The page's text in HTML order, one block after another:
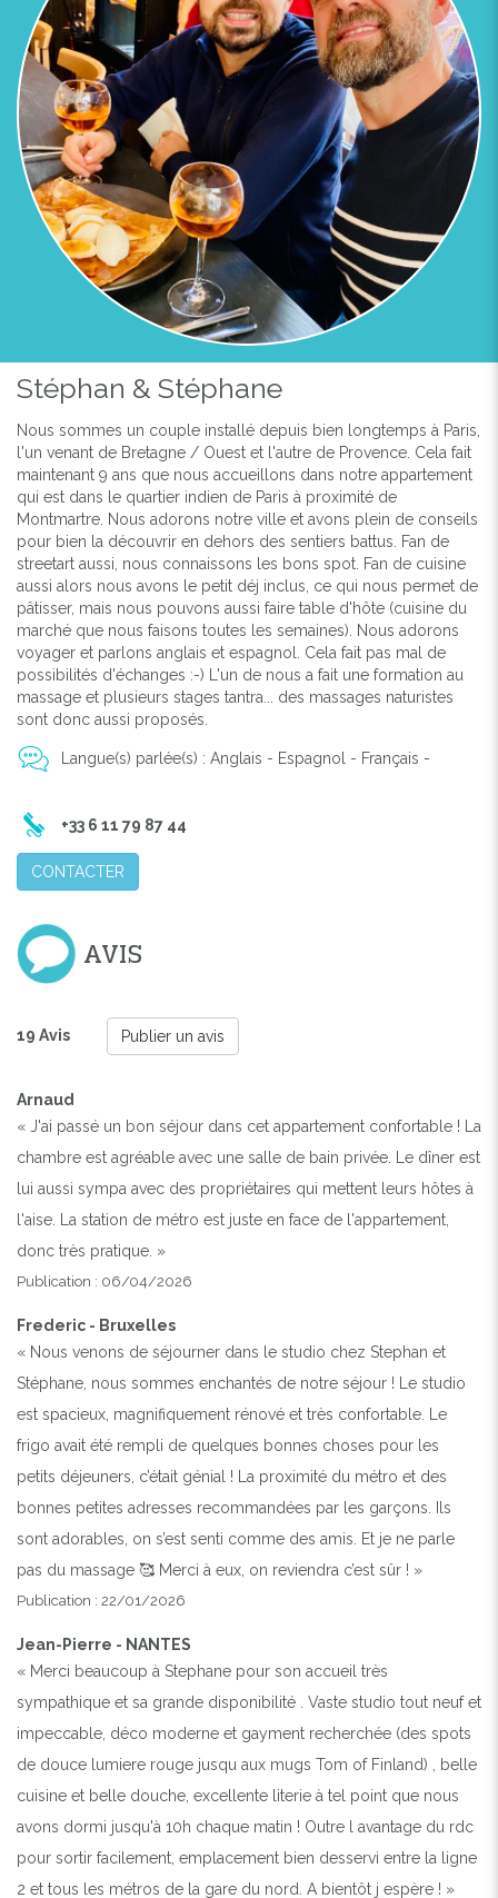
Stéphan & Stéphane
Nous sommes un couple installé depuis bien longtemps à Paris,
l'un venant de Bretagne / Ouest et l'autre de Provence. Cela fait
maintenant 9 ans que nous accueillons dans notre appartement
qui est dans le quartier indien de Paris à proximité de
Montmartre. Nous adorons notre ville et avons plein de conseils
pour bien la découvrir en dehors des sentiers battus. Fan de
streetart aussi, nous connaissons les bons spot. Fan de cuisine
aussi alors nous avons le petit déj inclus, ce qui nous permet de
pâtisser, mais nous pouvons aussi faire table d'hôte (cuisine du
marché que nous faisons toutes les semaines). Nous adorons
voyager et parlons anglais et espagnol. Cela fait pas mal de
possibilités d'échanges :-) L'un de nous a fait une formation au
massage et plusieurs stages tantra... des massages naturistes
sont donc aussi proposés.
Langue(s) parlée(s) : Anglais - Espagnol - Français -
+33 6 11 79 87 44
CONTACTER
AVIS
19 Avis Publier un avis
Arnaud
« J'ai passé un bon séjour dans cet appartement confortable ! La
chambre est agréable avec une salle de bain privée. Le dîner est
lui aussi sympa avec des propriétaires qui mettent leurs hôtes à
l'aise. La station de métro est juste en face de l'appartement,
donc très pratique. »
Publication : 06/04/2026
Frederic - Bruxelles
« Nous venons de séjourner dans le studio chez Stephan et
Stéphane, nous sommes enchantés de notre séjour ! Le studio
est spacieux, magnifiquement rénové et très confortable. Le
frigo avait été rempli de quelques bonnes choses pour les
petits déjeuners, c’était génial ! La proximité du métro et des
bonnes petites adresses recommandées par les garçons. Ils
sont adorables, on s’est senti comme des amis. Et je ne parle
pas du massage 🥰 Merci à eux, on reviendra c’est sûr ! »
Publication : 22/01/2026
Jean-Pierre - NANTES
« Merci beaucoup à Stephane pour son accueil très
sympathique et sa grande disponibilité . Vaste studio tout neuf et
impeccable, déco moderne et gayment recherchée (des spots
de douce lumiere rouge jusqu aux mugs Tom of Finland) , belle
cuisine et belle douche, excellente literie à tel point que nous
avons dormi jusqu'à 10h chaque matin ! Outre l avantage du rdc
pour sortir facilement, emplacement bien desservi entre la ligne
2 et tous les métros de la gare du nord. A bientôt j espère ! »